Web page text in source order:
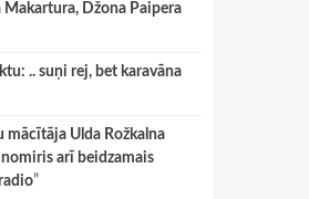
Džona Paipera
.. suņi rej, bet karavāna
mācītāja Ulda Rožkalna
arī beidzamais
”